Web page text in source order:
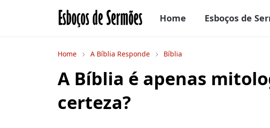
Home Esboços de
Home A Bíblia Responde Bíblia
A Bíblia é apenas
certeza?